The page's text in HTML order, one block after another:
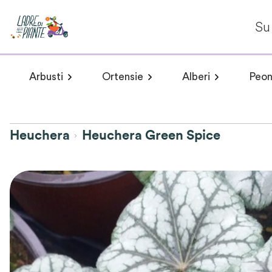
ArbustiArbusti a fioritura primaverile
Arbusti a
OrtensieHydrangea arborescens
Alberi Plumeria
Heuchera Heuchera Green Spice